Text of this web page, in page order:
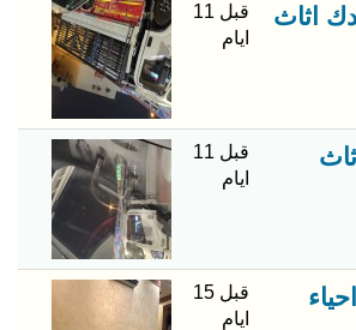
في حي السويدي حي ظهرة البديعة 0503559450 عندك اثاث
قبل 11
ايام
هل عندك اثاث
قبل 11
ايام
قبل 15
ايام